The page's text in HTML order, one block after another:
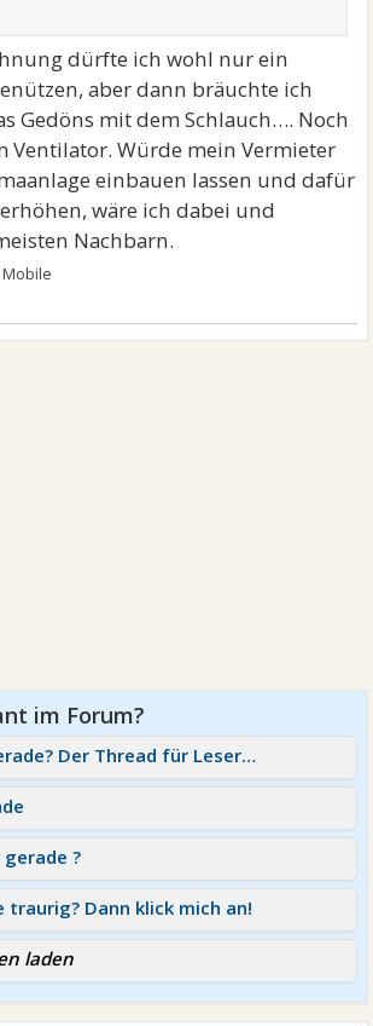
dürfte ich wohl nur ein
aber dann bräuchte ich
Gedöns mit dem Schlauch…. Noch
Ventilator. Würde mein Vermieter
einbauen lassen und dafür
wäre ich dabei und
Nachbarn.
Was lest Ihr gerade? Der Thread für Leseratten
?
traurig? Dann klick mich an!
laden